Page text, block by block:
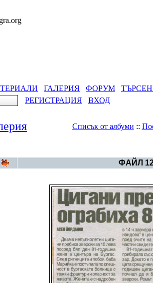
ГАЛЕРИЯ ФОРУМ
РЕГИСТРАЦИЯ
ВХОД
Списък от албуми ::
ФАЙЛ